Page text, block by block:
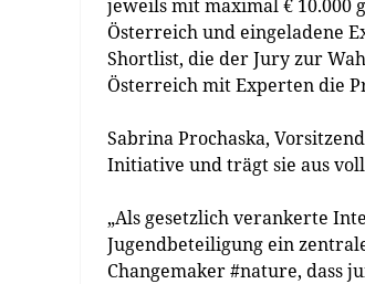
jeweils mit maximal € 10.000
Österreich und eingeladene
Shortlist, die der Jury zur
Österreich mit Experten die
Sabrina Prochaska,
Initiative und trägt sie aus
„Als gesetzlich verankerte
Jugendbeteiligung ein
Changemaker #nature, dass